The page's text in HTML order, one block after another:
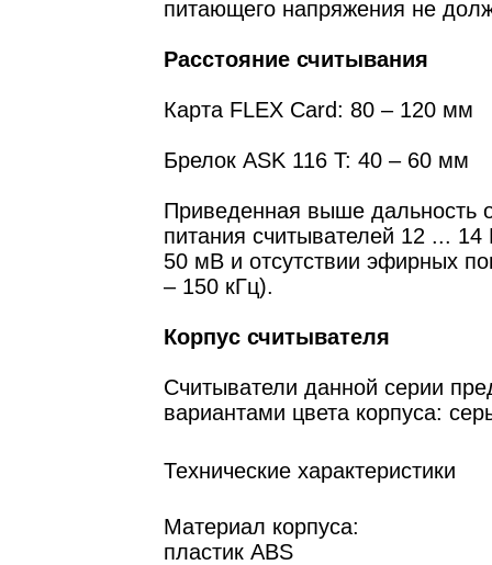
питающего напряжения не
Расстояние считывания
Карта FLEX Card: 80 – 120 мм
Брелок ASK 116 T: 40 – 60 мм
Приведенная выше дальность
питания считывателей 12 ...
50 мВ и отсутствии эфирных
– 150 кГц).
Корпус считывателя
Считыватели данной серии
вариантами цвета корпуса:
Технические характеристики
Материал корпуса:
пластик ABS